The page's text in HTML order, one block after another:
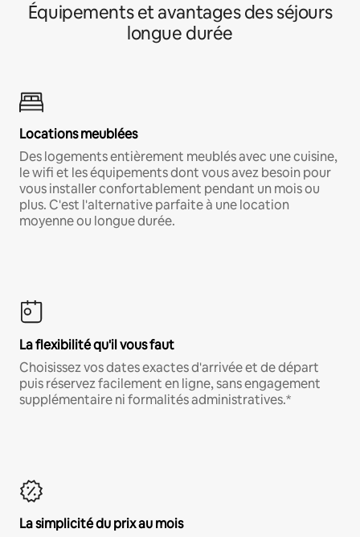
Équipements et avantages des séjours
longue durée
Locations meublées
Des logements entièrement meublés avec une cuisine,
le wifi et les équipements dont vous avez besoin pour
vous installer confortablement pendant un mois ou
plus. C'est l'alternative parfaite à une location
moyenne ou longue durée.
La flexibilité qu'il vous faut
Choisissez vos dates exactes d'arrivée et de départ
puis réservez facilement en ligne, sans engagement
supplémentaire ni formalités administratives.*
La simplicité du prix au mois